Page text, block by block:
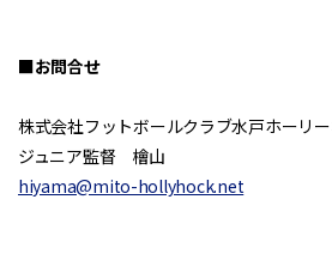
■お問合せ
株式会社フットボールクラブ水戸ホーリ
ジュニア監督 檜山
hiyama@mito-hollyhock.net